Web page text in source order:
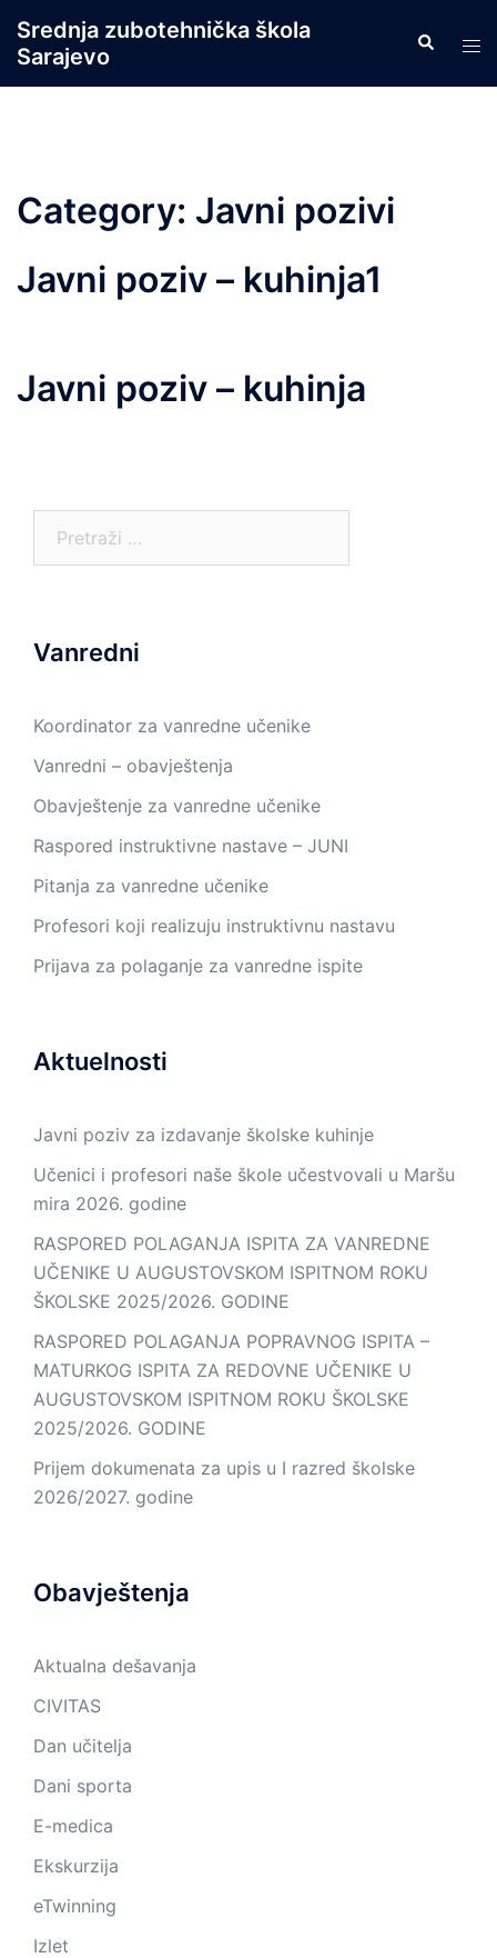
content
Srednja zubotehnička škola
Sarajevo
Search
Category: Javni pozivi
Javni poziv – kuhinja1
Javni poziv – kuhinja
Vanredni
Koordinator za vanredne učenike
Vanredni – obavještenja
Obavještenje za vanredne učenike
Raspored instruktivne nastave – JUNI
Pitanja za vanredne učenike
Profesori koji realizuju instruktivnu nastavu
Prijava za polaganje za vanredne ispite
Aktuelnosti
Javni poziv za izdavanje školske kuhinje
Učenici i profesori naše škole učestvovali u Maršu
mira 2026. godine
RASPORED POLAGANJA ISPITA ZA VANREDNE
UČENIKE U AUGUSTOVSKOM ISPITNOM ROKU
ŠKOLSKE 2025/2026. GODINE
RASPORED POLAGANJA POPRAVNOG ISPITA –
MATURKOG ISPITA ZA REDOVNE UČENIKE U
AUGUSTOVSKOM ISPITNOM ROKU ŠKOLSKE
2025/2026. GODINE
Prijem dokumenata za upis u I razred školske
2026/2027. godine
Obavještenja
Aktualna dešavanja
CIVITAS
Dan učitelja
Dani sporta
E-medica
Ekskurzija
eTwinning
Izlet